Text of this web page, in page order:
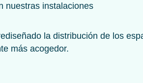
nuestras instalaciones
la distribución de los
más acogedor.